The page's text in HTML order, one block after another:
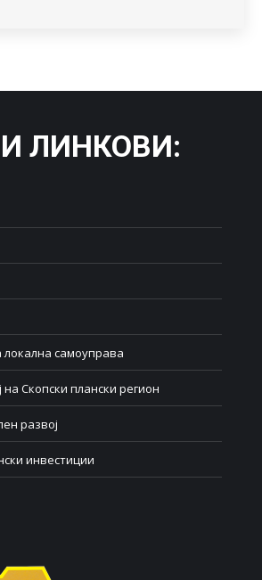
ЛИНКОВИ:
самоуправа
Скопски плански регион
развој
инвестиции